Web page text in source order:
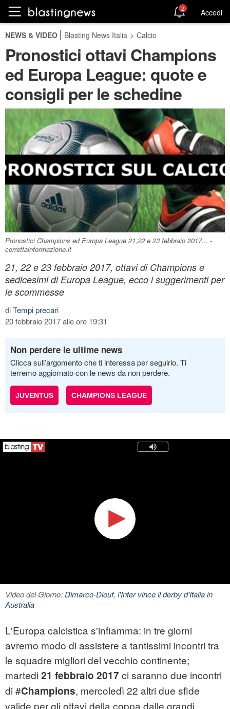
2 Accedi
NEWS & VIDEO Blasting News Italia > Calcio
Pronostici ottavi Champions
ed Europa League: quote e
consigli per le schedine
Pronostici Champions ed Europa League 21,22 e 23 febbraio 2017... -
correttainformazione.it
21, 22 e 23 febbraio 2017, ottavi di Champions e
sedicesimi di Europa League, ecco i suggerimenti per
le scommesse
diTempi precari
20 febbraio 2017 alle ore 19:31
Non perdere le ultime news
Clicca sull’argomento che ti interessa per seguirlo. Ti
terremo aggiornato con le news da non perdere.
JUVENTUS CHAMPIONS LEAGUE
Video del Giorno:Dimarco-Diouf, l'Inter vince il derby d'Italia in
Australia
L'Europa calcistica s'infiamma: in tre giorni
avremo modo di assistere a tantissimi incontri tra
le squadre migliori del vecchio continente;
martedi 21 febbraio 2017 ci saranno due incontri
di #Champions, mercoledì 22 altri due sfide
valide per gli ottavi della coppa dalle grandi